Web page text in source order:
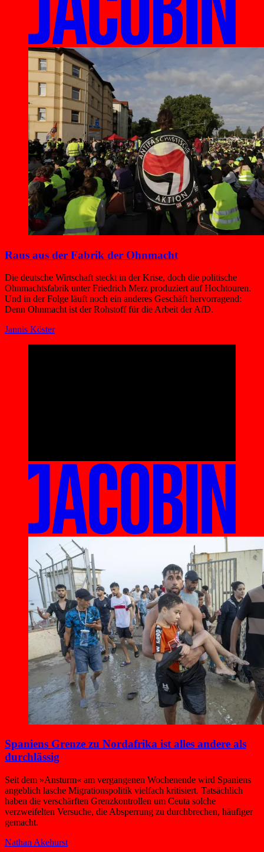
Raus aus der Fabrik der Ohnmacht
Die deutsche Wirtschaft steckt in der Krise, doch die politische
Ohnmachtsfabrik unter Friedrich Merz produziert auf Hochtouren.
Und in der Folge läuft noch ein anderes Geschäft hervorragend:
Denn Ohnmacht ist der Rohstoff für die Arbeit der AfD.
Jannis Köster
Spaniens Grenze zu Nordafrika ist alles andere als
durchlässig
Seit dem »Ansturm« am vergangenen Wochenende wird Spaniens
angeblich lasche Migrationspolitik vielfach kritisiert. Tatsächlich
haben die verschärften Grenzkontrollen um Ceuta solche
verzweifelten Versuche, die Absperrung zu durchbrechen, häufiger
gemacht.
Nathan Akehurst